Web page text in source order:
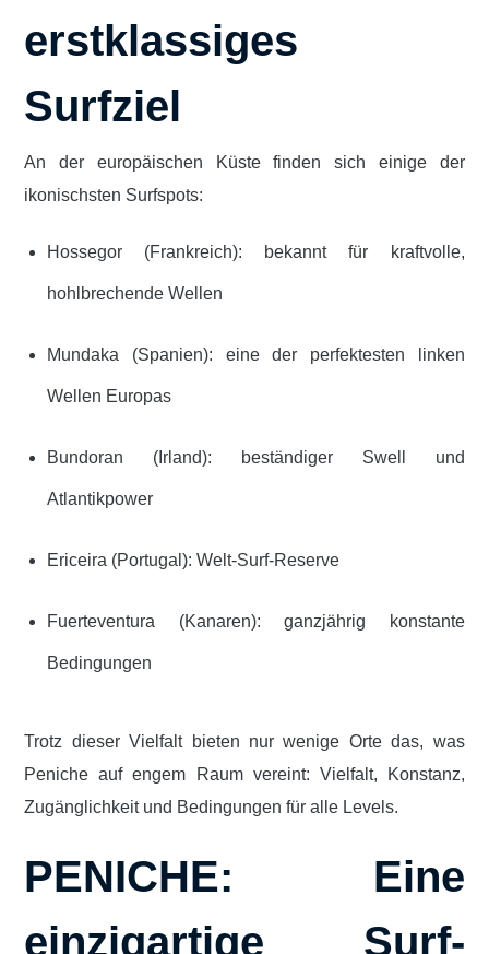
erstklassiges
Surfziel
An der europäischen Küste finden sich einige der
ikonischsten Surfspots:
Hossegor (Frankreich): bekannt für kraftvolle,
hohlbrechende Wellen
Mundaka (Spanien): eine der perfektesten linken
Wellen Europas
Bundoran (Irland): beständiger Swell und
Atlantikpower
Ericeira (Portugal): Welt-Surf-Reserve
Fuerteventura (Kanaren): ganzjährig konstante
Bedingungen
Trotz dieser Vielfalt bieten nur wenige Orte das, was
Peniche auf engem Raum vereint: Vielfalt, Konstanz,
Zugänglichkeit und Bedingungen für alle Levels.
PENICHE: Eine
einzigartige Surf-